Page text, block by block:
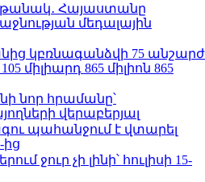
Հայաստանը
մեդալային
կբռնագանձվի 75 անշարժ
միլիարդ 865 միլիոն 865
նոր հրամանը՝
վերաբերյալ
պահանջում է վտարել
ից
ջուր չի լինի՝ հուլիսի 15-